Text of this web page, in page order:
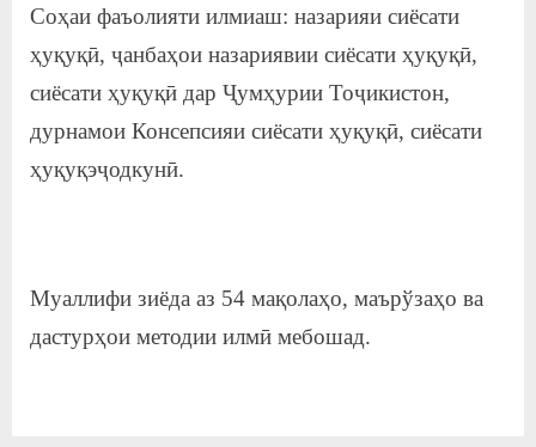
Соҳаи фаъолияти илмиаш: назарияи сиёсати
ҳуқуқӣ, ҷанбаҳои назариявии сиёсати ҳуқуқӣ,
сиёсати ҳуқуқӣ дар Ҷумҳурии Тоҷикистон,
дурнамои Консепсияи сиёсати ҳуқуқӣ, сиёсати
ҳуқуқэҷодкунӣ.
Муаллифи зиёда аз 54 мақолаҳо, маърўзаҳо ва
дастурҳои методии илмӣ мебошад.